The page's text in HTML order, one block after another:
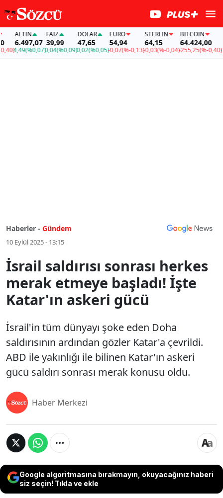
ALTIN
6.497,07
4,49(%0,07)
FAİZ
39,99
0,04(%0,09)
DOLAR
47,65
0,02(%0,05)
EURO
54,94
-0,07(%-0,13)
STERLIN
64,15
-0,03(%-0,04)
BITCOIN
64.424,00
-255,25(%-0,40)4,49
Haberler - Gündem
10 Eylül 2025 - 13:15
İsrail saldırısı sonrası herkes
merak etmeye başladı! İşte
Katar'ın askeri gücü
İsrail'in tüm dünyayı şoke eden Doha
saldırısının ardından gözler Katar'a çevrildi.
ABD ile yakınlığı ile bilinen Katar'ın askeri
gücü saldırı sonrası merak konusu oldu.
Haber Merkezi
Google algoritmasına bırakmayın, okuyacağınız haberi
siz seçin! Tıkla ve ekle